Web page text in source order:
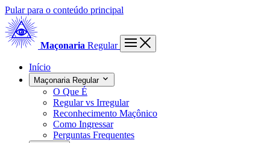
Pular para o conteúdo principal
Maçonaria Regular
Início
Maçonaria Regular
O Que É
Regular vs Irregular
Reconhecimento Maçônico
Como Ingressar
Perguntas Frequentes